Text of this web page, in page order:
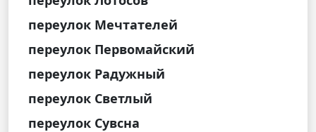
переулок Мечтателей
переулок Первомайский
переулок Радужный
переулок Светлый
переулок Сувсна